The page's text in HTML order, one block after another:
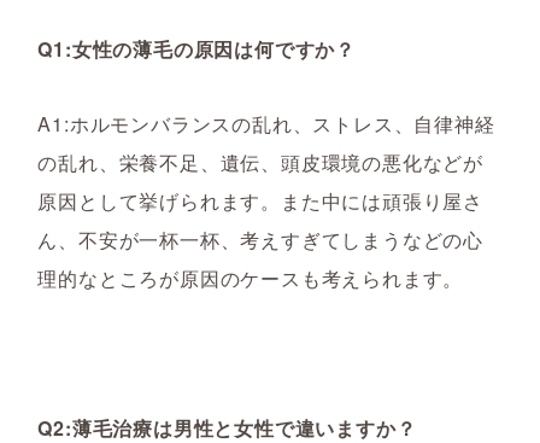
Q1:女性の薄毛の原因は何ですか？
A1:ホルモンバランスの乱れ、ストレス、自律神経
の乱れ、栄養不足、遺伝、頭皮環境の悪化などが
原因として挙げられます。
また中には頑張り屋さ
ん、不安が一杯一杯、考えすぎてしまうなどの心
理的なところが原因のケースも考えられます。
Q2:薄毛治療は男性と女性で違いますか？